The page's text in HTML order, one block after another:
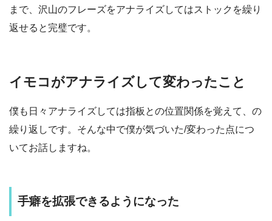
まで、沢山のフレーズをアナライズしてはストック を繰り
返せると完璧です。
イモコがアナライズして変わったこと
僕も日々アナライズしては指板との位置関係を覚えて、の
繰り返しです。そんな中で僕が気づいた/変わった点につ
いてお話しますね。
手癖を拡張できるようになった